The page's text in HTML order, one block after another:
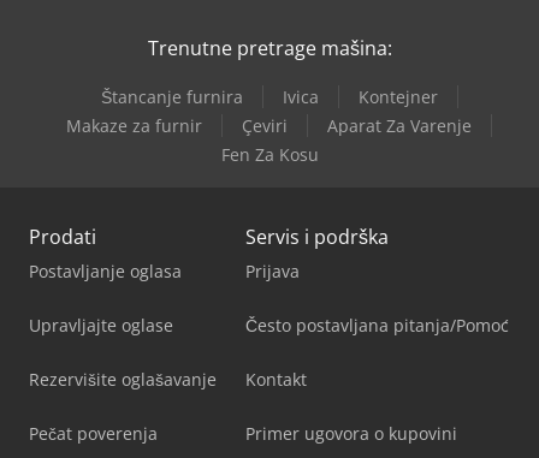
Trenutne pretrage mašina:
Štancanje furnira Ivica
Kontejner
Makaze za furnir
Çeviri
Aparat Za Varenje
Fen Za Kosu
Prodati
Postavljanje oglasa
Upravljajte oglase
Rezervišite oglašavanje
Pečat poverenja
Servis i podrška
Prijava
Često postavljana pitanja/Pomoć
Kontakt
Primer ugovora o kupovini